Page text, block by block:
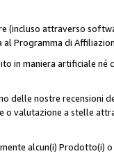
(incluso attraverso
al Programma di
in maniera artificiale
delle nostre recensioni
valutazione a stelle
alcun(i) Prodotto(i)